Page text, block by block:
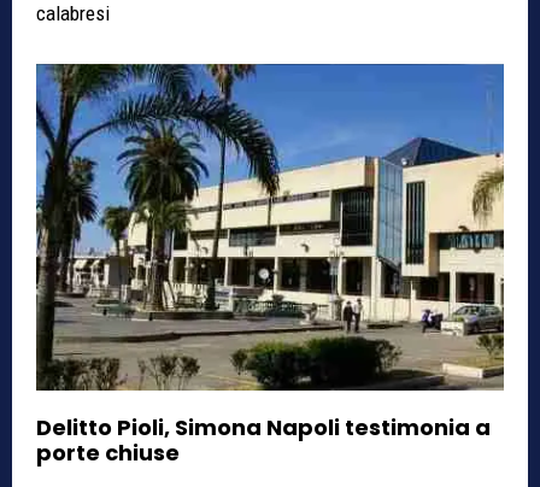
calabresi
Delitto Pioli, Simona Napoli testimonia a
porte chiuse